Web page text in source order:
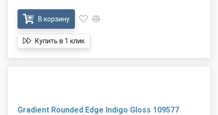
В корзину
Купить в 1 клик
Gradient Rounded Edge Indigo Gloss 109577